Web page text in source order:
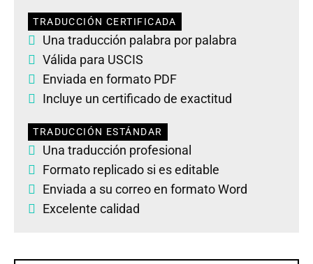
TRADUCCIÓN CERTIFICADA
Una traducción palabra por palabra
Válida para USCIS
Enviada en formato PDF
Incluye un certificado de exactitud
TRADUCCIÓN ESTÁNDAR
Una traducción profesional
Formato replicado si es editable
Enviada a su correo en formato Word
Excelente calidad